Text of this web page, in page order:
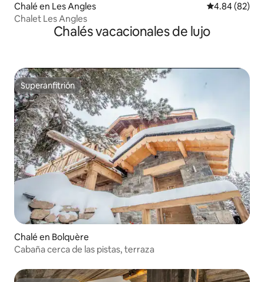
Chalé en Les Angles Calificación
4.84 (82)
Chalet Les Angles
Chalés vacacionales de lujo
Superanfitrión
Superanfitrión
Chalé en Bolquère
Cabaña cerca de las pistas, terraza